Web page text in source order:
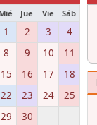
Mié Jue Vie Sáb
1 2 3
4
8 9 10
11
15 16 17
18
22 23 24
25
29 30